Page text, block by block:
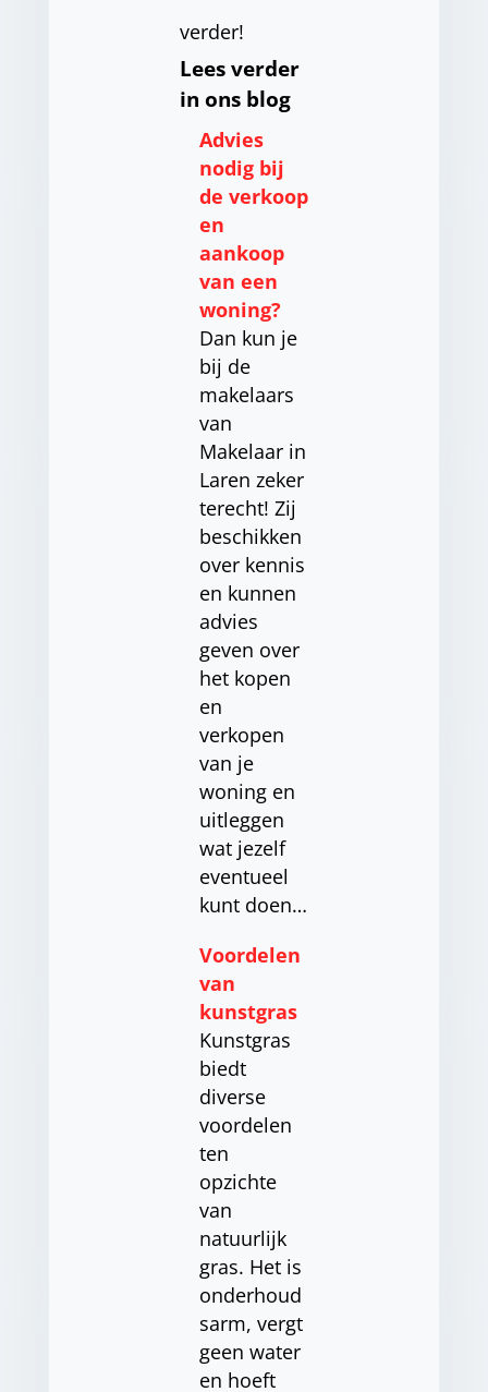
verder!
Lees verder
in ons blog
Advies
nodig bij
de verkoop
en
aankoop
van een
woning?
Dan kun je
bij de
makelaars
van
Makelaar in
Laren zeker
terecht! Zij
beschikken
over kennis
en kunnen
advies
geven over
het kopen
en
verkopen
van je
woning en
uitleggen
wat jezelf
eventueel
kunt doen…
Voordelen
van
kunstgras
Kunstgras
biedt
diverse
voordelen
ten
opzichte
van
natuurlijk
gras. Het is
onderhoud
sarm, vergt
geen water
en hoeft